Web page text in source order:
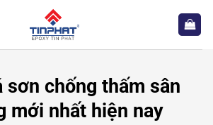
sơn chống thấm sân
mới nhất hiện nay